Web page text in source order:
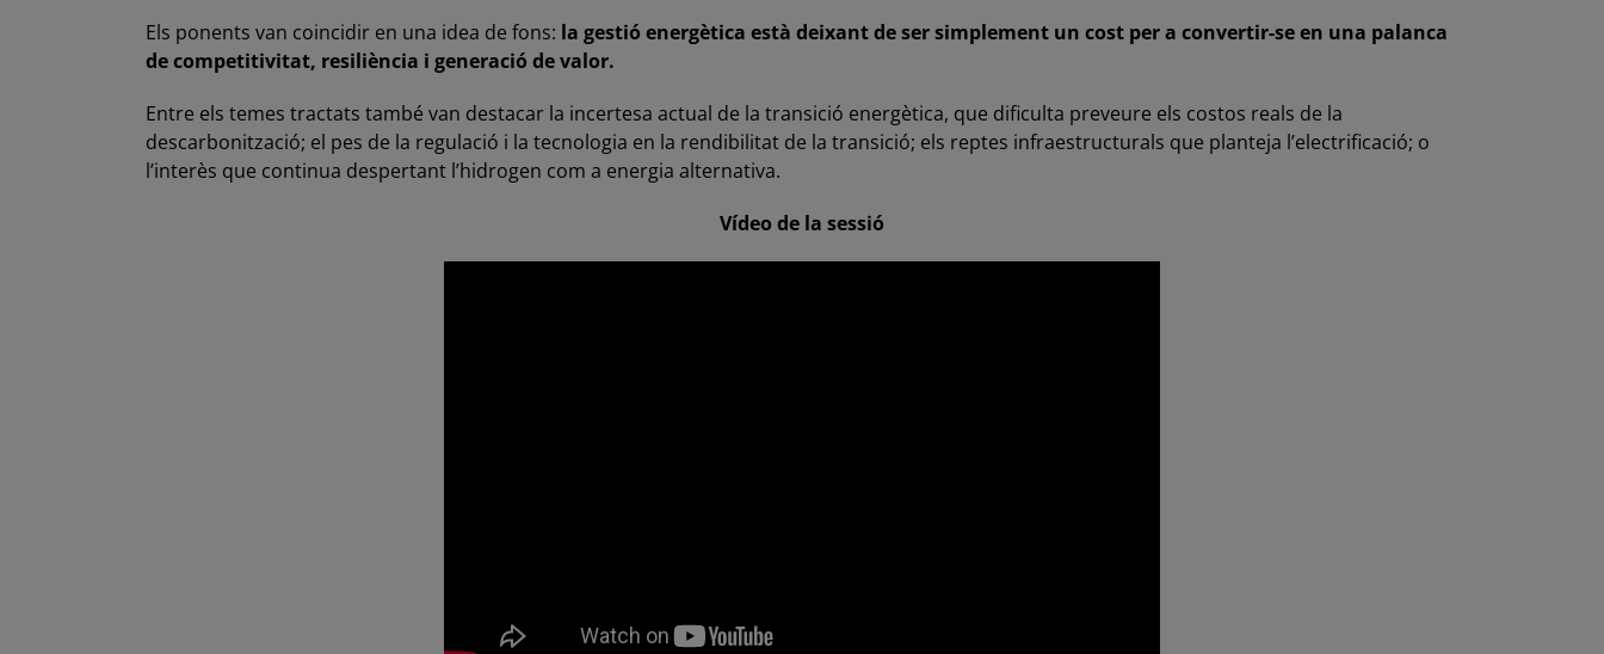
Els ponents van coincidir en una idea de fons: la gestió energètica està deixant de ser simplement un cost per a convertir-se en una palanca
de competitivitat, resiliència i generació de valor.
Entre els temes tractats també van destacar la incertesa actual de la transició energètica, que dificulta preveure els costos reals de la
descarbonització; el pes de la regulació i la tecnologia en la rendibilitat de la transició; els reptes infraestructurals que planteja l’electrificació; o
l’interès que continua despertant l’hidrogen com a energia alternativa.
Vídeo de la sessió